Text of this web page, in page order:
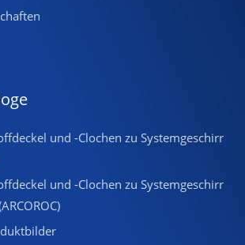
und -Clochen zu Systemgeschirr
und -Clochen zu Systemgeschirr